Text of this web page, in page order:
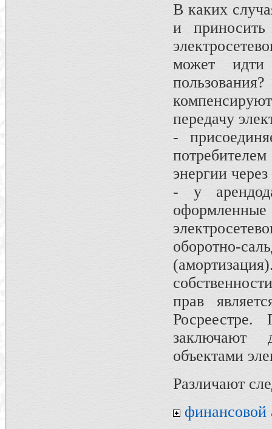
В каких
и
может идти
передачу
-
энергии
- у
оборотно-
прав
Росреестре.
заключают
объектами
Различают
финансовой